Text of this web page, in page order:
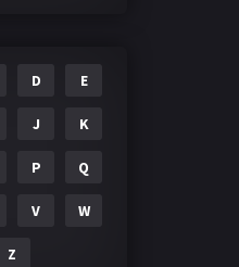
D E
J K
P Q
V W
Z